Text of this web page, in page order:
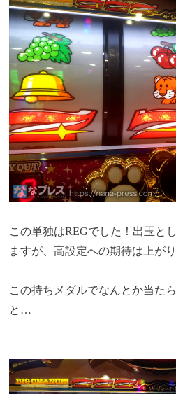
この単独はREGでした！出玉と
ますが、高設定への期待は上がり
この持ちメダルでなんとか当た
と…